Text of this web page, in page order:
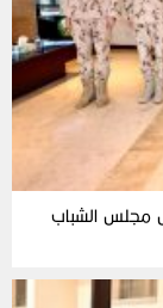
مجلس الشباب